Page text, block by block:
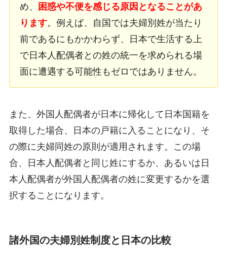
め、
困惑や不便を感じる原因となることがあ
ります。例えば、自国では夫婦別姓が当たり
前であるにもかかわらず、日本で生活する上
で日本人配偶者との姓の統一を求められる場
面に遭遇する可能性もゼロではありません。
また、外国人配偶者が日本に帰化して日本国籍を
取得した場合、日本の戸籍に入ることになり、そ
の際に夫婦同姓の原則が適用されます。この場
合、日本人配偶者と同じ姓にするか、あるいは日
本人配偶者が外国人配偶者の姓に変更するかを選
択することになります。
諸外国の夫婦別姓制度と日本の比較